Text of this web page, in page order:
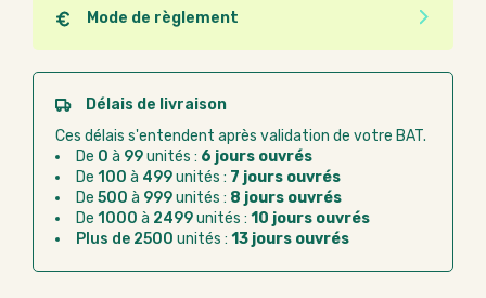
peuvent plus facilement obtenir une seconde vie
après utilisation. L'origine de fabrication du produit
n'entre pas dans les critères d'éco-conception.
Mode de règlement
Quel que soit le mode de règlement, vous pouvez
passer commande en ligne sur Good Act.
Paiement CB :paiement sécurisé par carte
Virement bancaire :règlement sur facture
après la commande
Chorus Pro :règlement par mandat
administratif après la commande
Délais de livraison
Ces délais s'entendent après validation de votre BAT.
De 0 à 99unités : 6 jours ouvrés
De 100 à 499unités : 7 jours ouvrés
De 500 à 999unités : 8 jours ouvrés
De 1000 à 2499unités : 10 jours ouvrés
Plus de 2500 unités : 13 jours ouvrés